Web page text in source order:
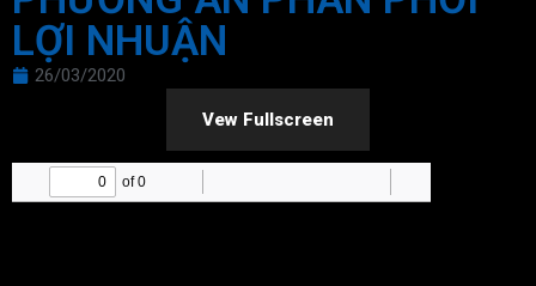
LỢI NHUẬN
26/03/2020
Vew Fullscreen